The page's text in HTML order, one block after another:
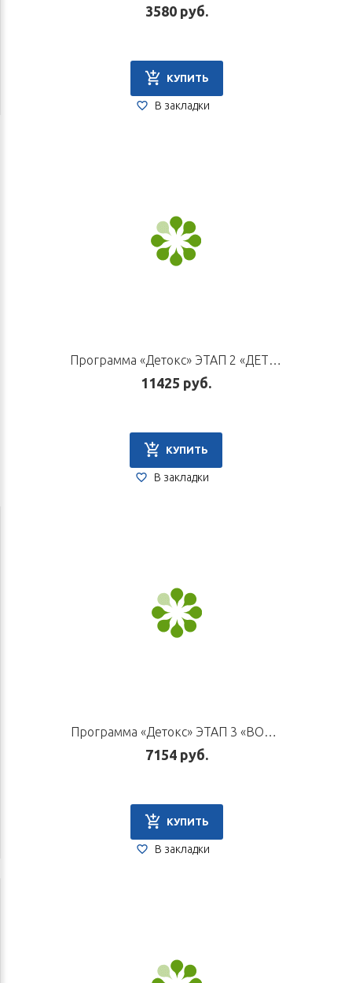
3580 руб.
КУПИТЬ
В закладки
Программа «Детокс» ЭТАП 2 «ДЕТОКСИКАЦИЯ»
11425 руб.
КУПИТЬ
В закладки
Программа «Детокс» ЭТАП 3 «ВОССТАНОВЛЕНИЕ»
7154 руб.
КУПИТЬ
В закладки